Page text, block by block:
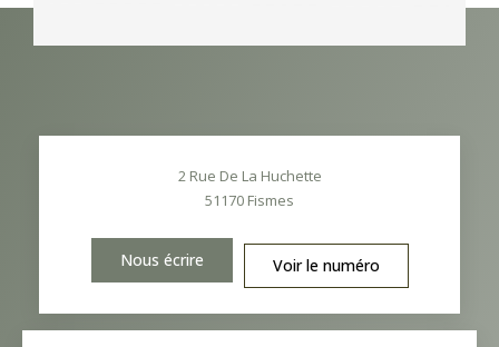
2 Rue De La Huchette
51170 Fismes
Nous écrire Voir le numéro